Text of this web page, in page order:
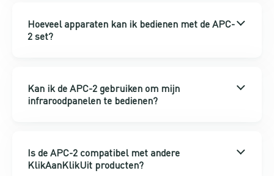
Hoeveel apparaten kan ik bedienen met de APC-
2 set?
Kan ik de APC-2 gebruiken om mijn
infraroodpanelen te bedienen?
Is de APC-2 compatibel met andere
KlikAanKlikUit producten?